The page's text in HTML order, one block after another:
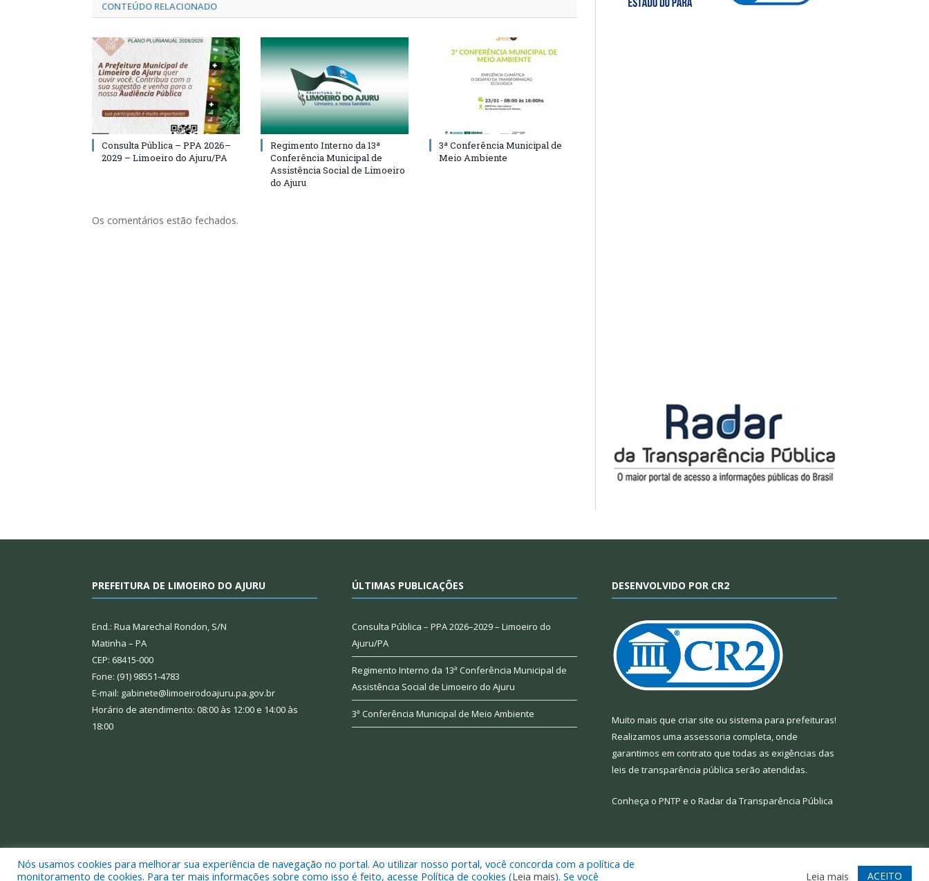
CONTEÚDO RELACIONADO
Consulta Pública – PPA 2026–
2029 – Limoeiro do Ajuru/PA
Regimento Interno da 13ª
Conferência Municipal de
Assistência Social de Limoeiro
do Ajuru
3ª Conferência Municipal de
Meio Ambiente
Os comentários estão fechados.
PREFEITURA DE LIMOEIRO DO AJURU
End.: Rua Marechal Rondon, S/N
Matinha – PA
CEP: 68415-000
Fone: (91) 98551-4783
E-mail: gabinete@limoeirodoajuru.pa.gov.br
Horário de atendimento: 08:00 às 12:00 e 14:00 às
18:00
ÚLTIMAS PUBLICAÇÕES
Consulta Pública – PPA 2026–2029 – Limoeiro do
Ajuru/PA
Regimento Interno da 13ª Conferência Municipal de
Assistência Social de Limoeiro do Ajuru
3ª Conferência Municipal de Meio Ambiente
DESENVOLVIDO POR CR2
Muito mais que criar site ou sistema para prefeituras!
Realizamos uma assessoria completa, onde
garantimos em contrato que todas as exigências das
leis de transparência pública serão atendidas.
Conheça o PNTP e o Radar da Transparência Pública
Todos os direitos reservados a Prefeitura Municipal de Limoeiro do Ajuru. Mapa do Site Acessar Webmail
Nós usamos cookies para melhorar sua experiência de navegação no portal. Ao utilizar nosso portal, você concorda com a política de
monitoramento de cookies. Para ter mais informações sobre como isso é feito, acesse Política de cookies (Leia mais). Se você Leia mais ACEITO